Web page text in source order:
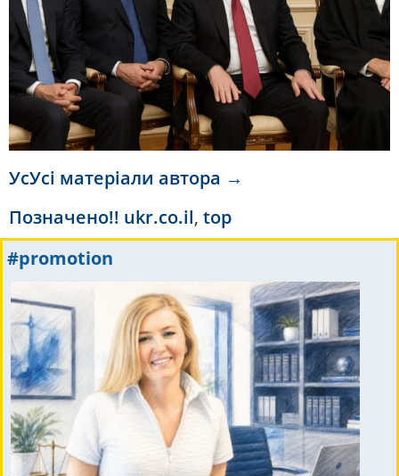
УсУсі матеріали автора →
Позначено!! ukr.co.il, top
#promotion